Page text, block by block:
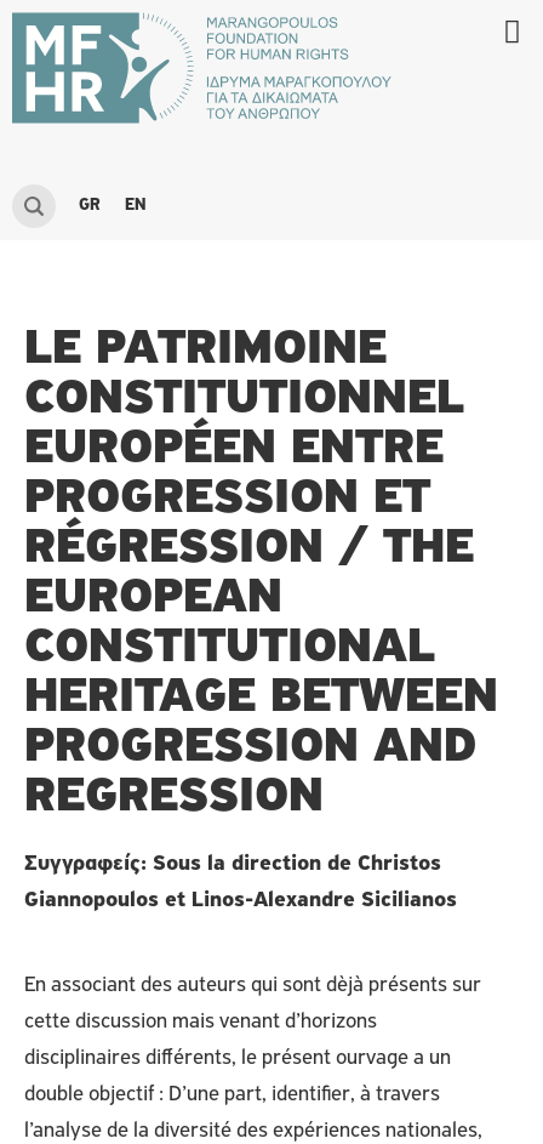
GR EN
LE PATRIMOINE
CONSTITUTIONNEL
EUROPÉEN ENTRE
PROGRESSION ET
RÉGRESSION / THE
EUROPEAN
CONSTITUTIONAL
HERITAGE BETWEEN
PROGRESSION AND
REGRESSION
Συγγραφείς: Sous la direction de Christos
Giannopoulos et Linos-Alexandre Sicilianos
En associant des auteurs qui sont dèjà présents sur
cette discussion mais venant d’horizons
disciplinaires différents, le présent ourvage a un
double objectif : D’une part, identifier, à travers
l’analyse de la diversité des expériences nationales,